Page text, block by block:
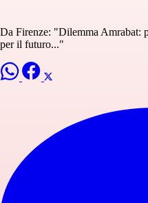
Da Firenze: "Dilemma Amrabat:
per il futuro..."